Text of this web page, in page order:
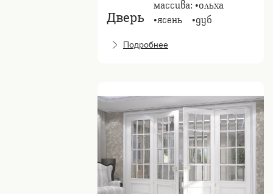
Дверь
массива: •ольха
•ясень⠀ •дуб
Подробнее